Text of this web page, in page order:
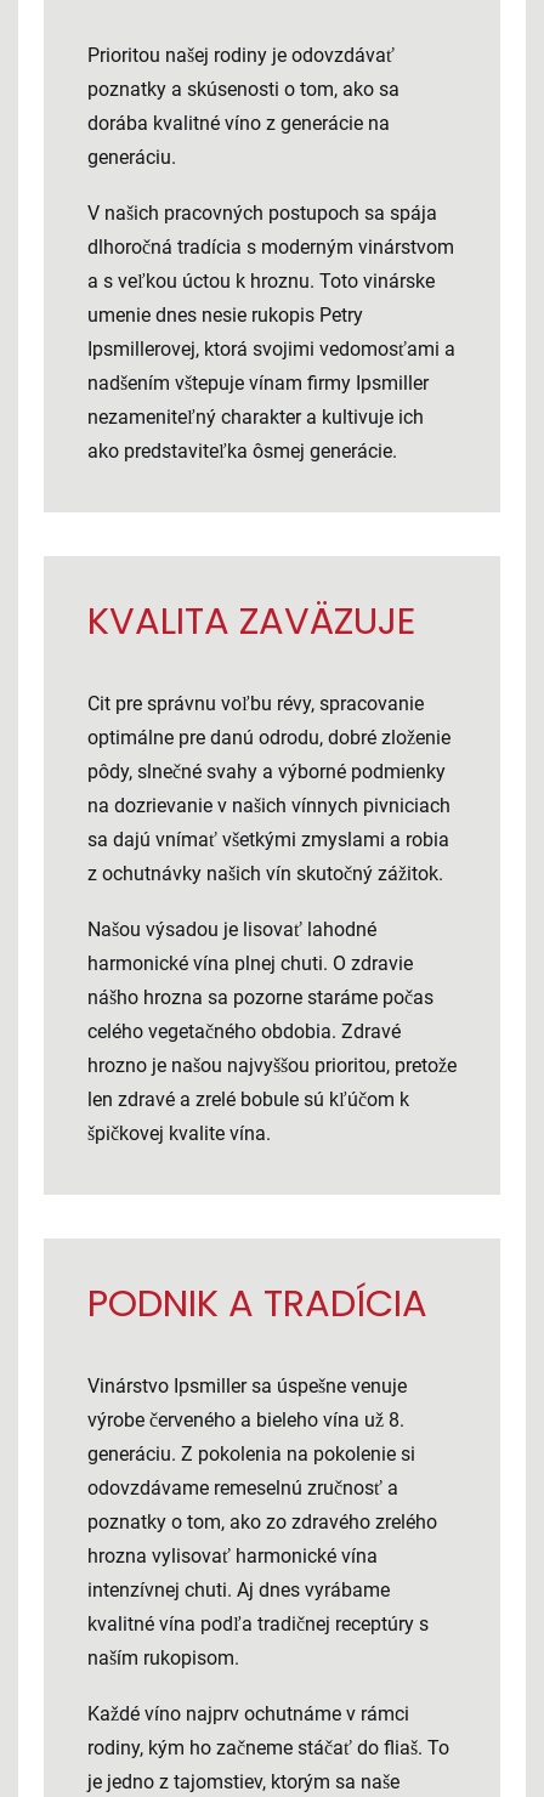
Prioritou našej rodiny je odovzdávať
poznatky a skúsenosti o tom, ako sa
dorába kvalitné víno z generácie na
generáciu.
V našich pracovných postupoch sa spája
dlhoročná tradícia s moderným vinárstvom
a s veľkou úctou k hroznu. Toto vinárske
umenie dnes nesie rukopis Petry
Ipsmillerovej, ktorá svojimi vedomosťami a
nadšením vštepuje vínam firmy Ipsmiller
nezameniteľný charakter a kultivuje ich
ako predstaviteľka ôsmej generácie.
KVALITA ZAVÄZUJE
Cit pre správnu voľbu révy, spracovanie
optimálne pre danú odrodu, dobré zloženie
pôdy, slnečné svahy a výborné podmienky
na dozrievanie v našich vínnych pivniciach
sa dajú vnímať všetkými zmyslami a robia
z ochutnávky našich vín skutočný zážitok.
Našou výsadou je lisovať lahodné
harmonické vína plnej chuti. O zdravie
nášho hrozna sa pozorne staráme počas
celého vegetačného obdobia. Zdravé
hrozno je našou najvyššou prioritou, pretože
len zdravé a zrelé bobule sú kľúčom k
špičkovej kvalite vína.
PODNIK A TRADÍCIA
Vinárstvo Ipsmiller sa úspešne venuje
výrobe červeného a bieleho vína už 8.
generáciu. Z pokolenia na pokolenie si
odovzdávame remeselnú zručnosť a
poznatky o tom, ako zo zdravého zrelého
hrozna vylisovať harmonické vína
intenzívnej chuti. Aj dnes vyrábame
kvalitné vína podľa tradičnej receptúry s
naším rukopisom.
Každé víno najprv ochutnáme v rámci
rodiny, kým ho začneme stáčať do fliaš. To
je jedno z tajomstiev, ktorým sa naše